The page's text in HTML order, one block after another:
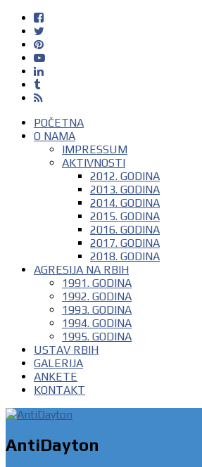
POČETNA
O NAMA
IMPRESSUM
AKTIVNOSTI
2012. GODINA
2013. GODINA
2014. GODINA
2015. GODINA
2016. GODINA
2017. GODINA
2018. GODINA
AGRESIJA NA RBIH
1991. GODINA
1992. GODINA
1993. GODINA
1994. GODINA
1995. GODINA
USTAV RBIH
GALERIJA
ANKETE
KONTAKT
AntiDayton